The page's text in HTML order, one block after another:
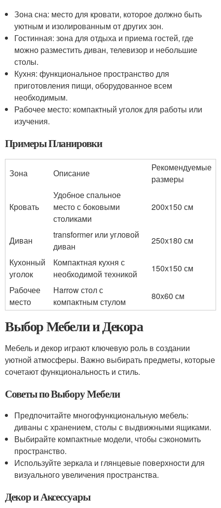
Зона сна: место для кровати, которое должно быть
уютным и изолированным от других зон.
Гостинная: зона для отдыха и приема гостей, где
можно разместить диван, телевизор и небольшие
столы.
Кухня: функциональное пространство для
приготовления пищи, оборудованное всем
необходимым.
Рабочее место: компактный уголок для работы или
изучения.
Примеры Планировки
Зона Описание
Рекомендуемые
размеры
Кровать
Удобное спальное
место с боковыми
столиками
200х150 см
Диван
transformer или угловой
диван
250х180 см
Кухонный
уголок
Компактная кухня с
необходимой техникой
150х150 см
Рабочее
место
Нarrow стол с
компактным стулом
80х60 см
Выбор Мебели и Декора
Мебель и декор играют ключевую роль в создании
уютной атмосферы. Важно выбирать предметы, которые
сочетают функциональность и стиль.
Советы по Выбору Мебели
Предпочитайте многофункциональную мебель:
диваны с хранением, столы с выдвижными ящиками.
Выбирайте компактные модели, чтобы сэкономить
пространство.
Используйте зеркала и глянцевые поверхности для
визуального увеличения пространства.
Декор и Аксессуары